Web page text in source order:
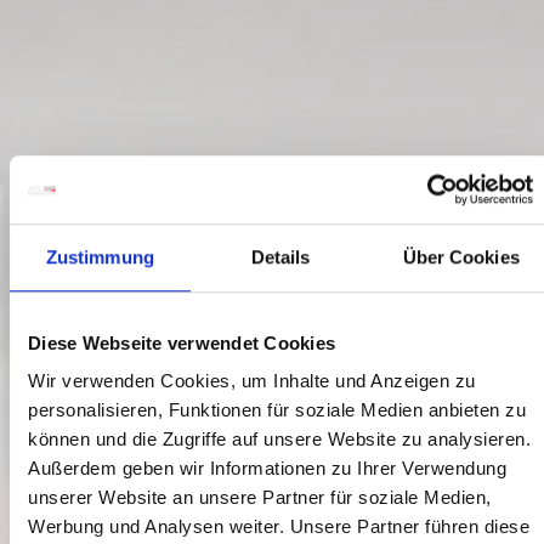
Zustimmung Details Über Cookies
Diese Webseite verwendet Cookies
Wir verwenden Cookies, um Inhalte und Anzeigen zu
personalisieren, Funktionen für soziale Medien anbieten zu
können und die Zugriffe auf unsere Website zu analysieren.
Außerdem geben wir Informationen zu Ihrer Verwendung
unserer Website an unsere Partner für soziale Medien,
Werbung und Analysen weiter. Unsere Partner führen diese
ZU BESUCH & UNTERWEGS